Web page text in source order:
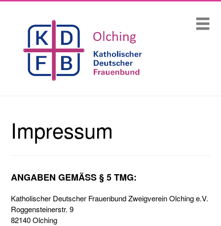
Termine und Veranstaltungen 2026
Aktuelles
Mitgliedschaft
Spenden
Impressum
ANGABEN GEMÄSS § 5 TMG:
Katholischer Deutscher Frauenbund Zweigverein Olching e.V.
Roggensteinerstr. 9
82140 Olching